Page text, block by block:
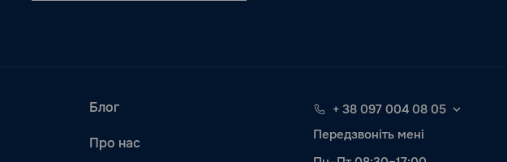
Блог
Про нас
+ 38 097 004 08 05
Передзвоніть мені